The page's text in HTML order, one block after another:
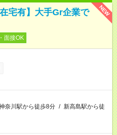
NEW
宅有】大手Gr企業で
面接OK
奈川駅から徒歩8分 / 新高島駅から徒